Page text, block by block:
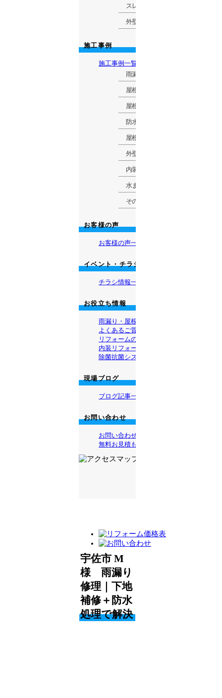
スレート
外壁塗装
施工事例
施工事例一覧
雨漏り修理
屋根葺き替え・カバー工法
屋根修理・修繕
防水工事
屋根・外壁塗装
外壁・外構工事
内装リフォーム
水まわり
その他
お客様の声
お客様の声一覧
イベント・チラシ情報
チラシ情報一覧
お役立ち情報
雨漏り・屋根無料診断
よくあるご質問
リフォームの流れ
内装リフォーム・ハウスクリーニング
除菌抗菌システム バクタクリーン
現場ブログ
ブログ記事一覧
お問い合わせ
お問い合わせ
無料お見積もり
宇佐市 M
様 雨漏り
修理｜下地
補修＋防水
処理で解決